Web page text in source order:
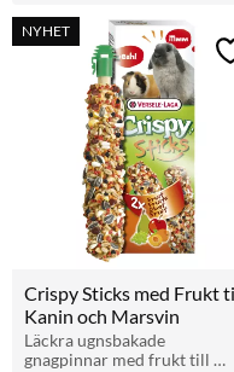
Crispy Sticks med Frukt
Kanin och Marsvin
Läckra ugnsbakade
gnagpinnar med frukt till
NYHET